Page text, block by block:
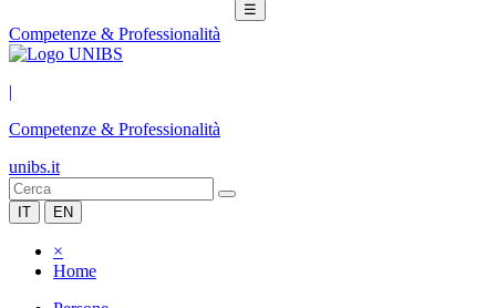
☰
Competenze & Professionalità
|
Competenze & Professionalità
unibs.it
IT EN
×
Home